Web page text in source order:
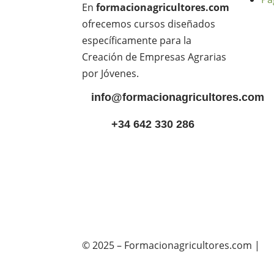
Enformacionagricultores.com
ofrecemos cursos diseñados
específicamente para la
Creación de Empresas Agrarias
por Jóvenes.
info@formacionagricultores.com
+34 642 330 286
© 2025 – Formacionagricultores.com |